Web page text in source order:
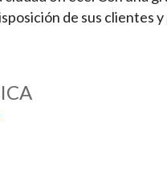
de sus clientes